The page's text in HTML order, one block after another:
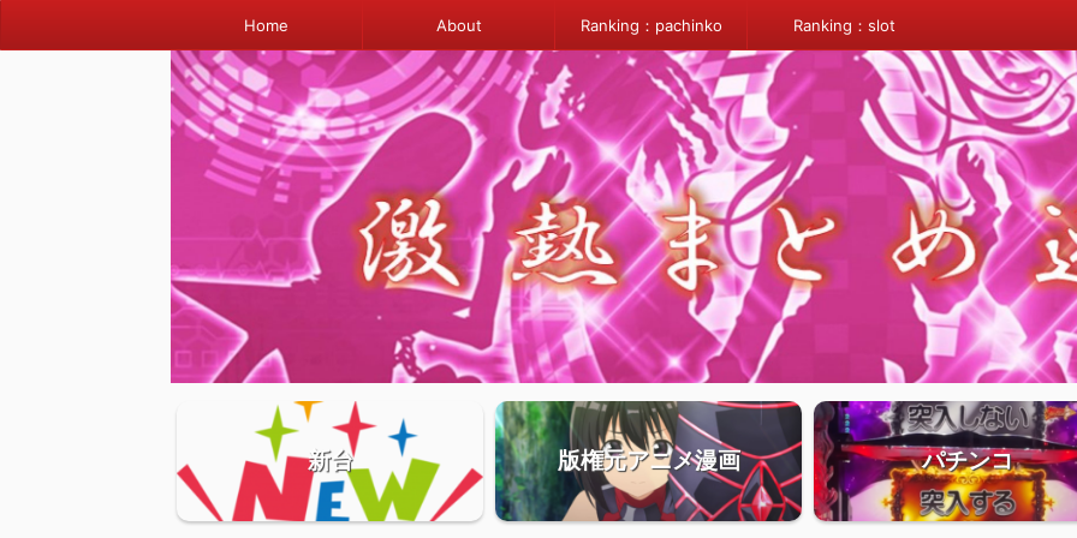
Home About Ranking：pachinko Ranking：slot
新台 版権元アニメ漫画 パチンコ